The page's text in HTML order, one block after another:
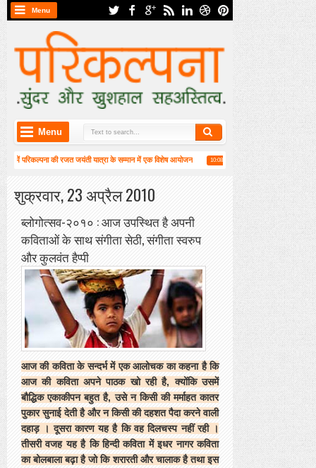
Menu
Menu
में परिकल्पना की रजत जयंती यात्रा के सम्मान में एक विशेष आयोजन 10:08 AM
हाईकु गंगा पटल पर हाइगा की
शुक्रवार, 23 अप्रैल 2010
ब्लोगोत्सव-२०१० : आज उपस्थित है अपनी
कविताओं के साथ संगीता सेठी, संगीता स्वरुप
और कुलवंत हैप्पी
आज की कविता के सन्दर्भ में एक आलोचक का कहना है कि
आज की कविता अपने पाठक खो रही है,क्योंकि उसमें
बौद्धिक एकाकीपन बहुत है,उसे न किसी की मर्माहत कातर
पुकार सुनाई देती है और न किसी की दहशत पैदा करने वाली
दहाड़।दूसरा कारण यह है कि वह दिलचस्प नहीं रही।
तीसरी वजह यह है कि हिन्दी कविता में इधर नागर कविता
का बोलबाला बढ़ा है जो कि शरारती औरचालाक है तथा इस